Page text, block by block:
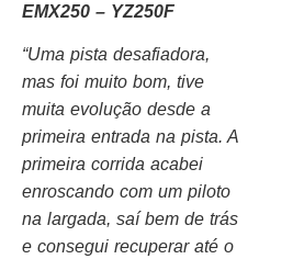
EMX250 – YZ250F
“Uma pista desafiadora,
mas foi muito bom, tive
muita evolução desde a
primeira entrada na pista. A
primeira corrida acabei
enroscando com um piloto
na largada, saí bem de trás
e consegui recuperar até o